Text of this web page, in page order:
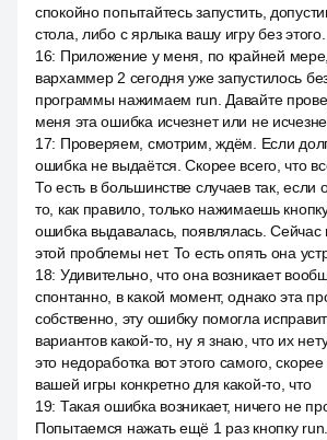
спокойно попытайтесь запустить,
стола, либо с ярлыка вашу игру без этого.
16: Приложение у меня, по крайней
вархаммер 2 сегодня уже запустилось
программы нажимаем run. Давайте
меня эта ошибка исчезнет или не
17: Проверяем, смотрим, ждём. Если
ошибка не выдаётся. Скорее всего, что
То есть в большинстве случаев так, если
то, как правило, только нажимаешь
ошибка выдавалась, появлялась. Сейчас
этой проблемы нет. То есть опять она
18: Удивительно, что она возникает
спонтанно, в какой момент, однако эта
собственно, эту ошибку помогла
вариантов какой-то, ну я знаю, что их
это недоработка вот этого самого,
вашей игры конкретно для какой-то, что
19: Такая ошибка возникает, ничего не
Попытаемся нажать ещё 1 раз кнопку